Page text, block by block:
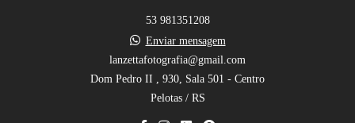
53 981351208
Enviar mensagem
lanzettafotografia@gmail.com
Dom Pedro II , 930, Sala 501 - Centro
Pelotas / RS